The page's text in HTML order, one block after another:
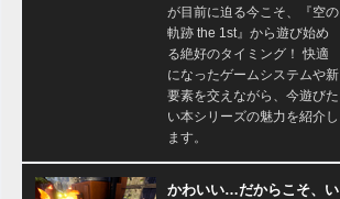
が目前に迫る今こそ、『空の
軌跡 the 1st』から遊び始め
る絶好のタイミング！ 快適
になったゲームシステムや新
要素を交えながら、今遊びた
い本シリーズの魅力を紹介し
ます。
かわいい…だからこそ、い